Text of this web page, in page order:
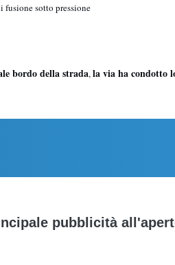
sotto pressione
bordo della strada,la via ha condotto
pubblicità